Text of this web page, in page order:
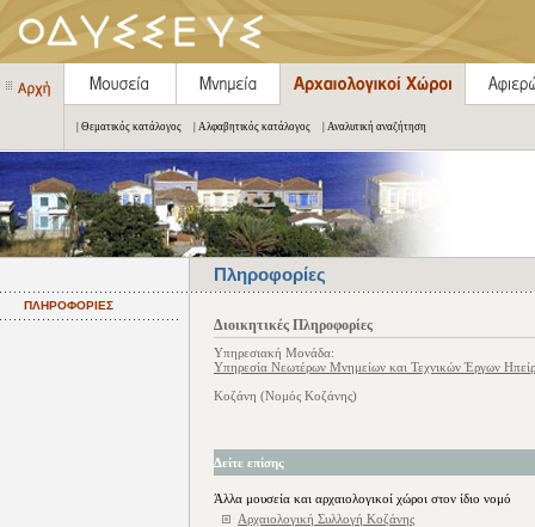
| Θεματικός κατάλογος | Αλφαβητικός κατάλογος | Αναλυτική αναζήτηση
Πληροφορίες
ΠΛΗΡΟΦΟΡΙΕΣ
Διοικητικές Πληροφορίες
Υπηρεσιακή Μονάδα:
Υπηρεσία Νεωτέρων Μνημείων και Τεχνικών Έργων
Κοζάνη (Νομός Κοζάνης)
Δείτε επίσης
Άλλα μουσεία και αρχαιολογικοί χώροι στον ίδιο νομό
Αρχαιολογική Συλλογή Κοζάνης